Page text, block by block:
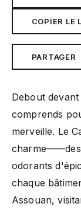
COPIER LE
PARTAGER
Debout
comprends
merveille. Le
charme——des
odorants
chaque
Assouan,